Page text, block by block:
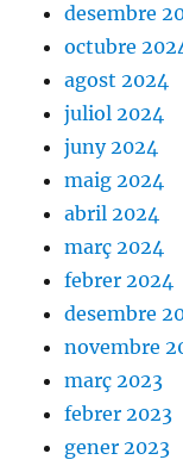
desembre
octubre
agost 2024
juliol 2024
juny 2024
maig 2024
abril 2024
març 2024
febrer 2024
desembre
novembre
març 2023
febrer 2023
gener 2023